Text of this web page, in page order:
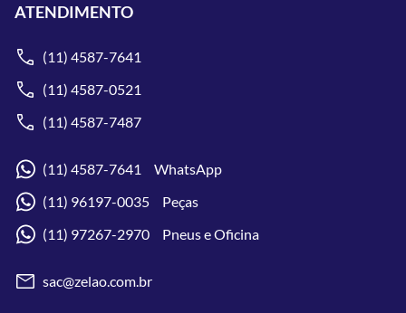
ATENDIMENTO
(11) 4587-7641
(11) 4587-0521
(11) 4587-7487
(11) 4587-7641 WhatsApp
(11) 96197-0035 Peças
(11) 97267-2970 Pneus e Oficina
sac@zelao.com.br